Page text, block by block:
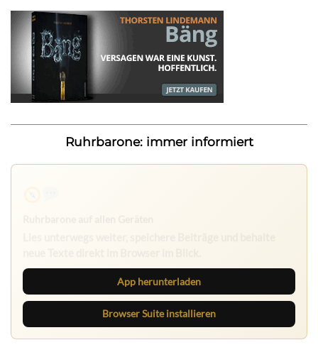
Ruhrbarone: immer informiert
App herunterladen
Browser Suite installieren